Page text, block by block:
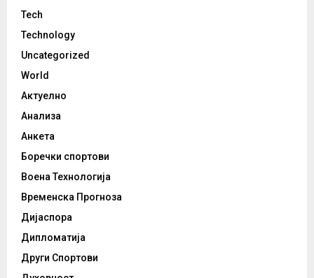
Tech
Technology
Uncategorized
World
Актуелно
Анализа
Анкета
Боречки спортови
Воена Технологија
Временска Прогноза
Дијаспора
Дипломатија
Други Спортови